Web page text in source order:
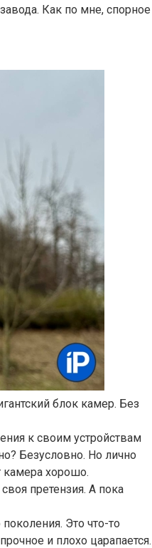
Как по мне, спорное
блок камер. Без
к своим устройствам
Безусловно. Но лично
камера хорошо.
претензия. А пока
Это что-то
и плохо царапается.